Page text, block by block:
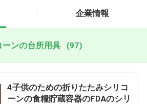
企業情報
ーンの台所用具 (97)
4子供のための折りたたみシリコ
ーンの食糧貯蔵容器のFDAのシリ